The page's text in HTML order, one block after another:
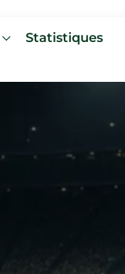
Statistiques